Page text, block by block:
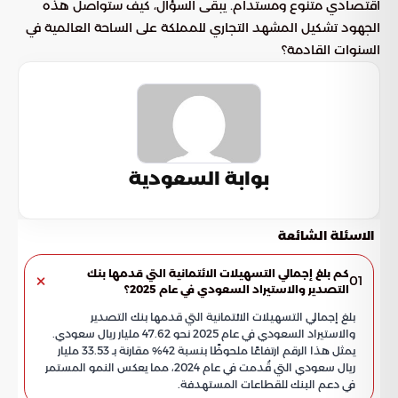
اقتصادي متنوع ومستدام. يبقى السؤال، كيف ستواصل هذه
الجهود تشكيل المشهد التجاري للمملكة على الساحة العالمية في
السنوات القادمة؟
بوابة السعودية
الاسئلة الشائعة
01كم بلغ إجمالي التسهيلات الائتمانية التي قدمها بنك
التصدير والاستيراد السعودي في عام 2025؟
بلغ إجمالي التسهيلات الائتمانية التي قدمها بنك التصدير
والاستيراد السعودي في عام 2025 نحو 47.62 مليار ريال سعودي.
يمثل هذا الرقم ارتفاعًا ملحوظًا بنسبة 42% مقارنة بـ 33.53 مليار
ريال سعودي التي قُدمت في عام 2024، مما يعكس النمو المستمر
في دعم البنك للقطاعات المستهدفة.